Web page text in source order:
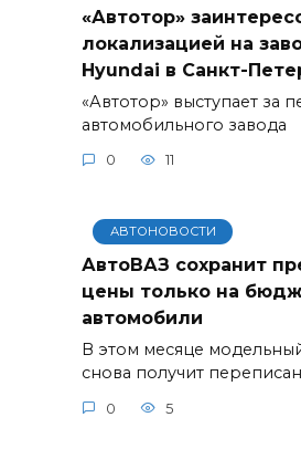
«Автотор»
локализацией на
Hyundai в Санкт-
«Автотор» выступает за
автомобильного завода
0 11
АВТОНОВОСТИ
АвтоВАЗ сохранит
цены только на
автомобили
В этом месяце
снова получит
0 5